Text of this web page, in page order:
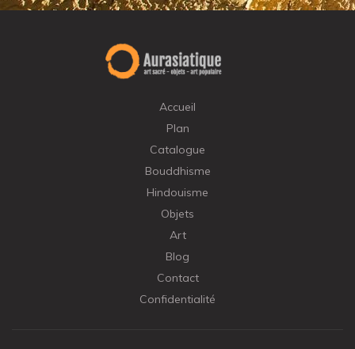
Accueil
Plan
Catalogue
Bouddhisme
Hindouisme
Objets
Art
Blog
Contact
Confidentialité